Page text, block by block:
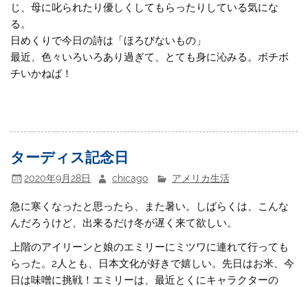
じ、母に叱られたり優しくしてもらったりしている気にな
る。
日めくりで今日の詩は「ほろびないもの」
最近、色々いろいろあり過ぎて、とても身に沁みる。ボチボ
チいかねば！
ターディス記念日
2020年9月28日 chicago アメリカ生活
急に寒くなったと思ったら、また暑い。しばらくは、こんな
んだろうけど、出来るだけ冬が遅く来て欲しい。
上階のアイリーンと娘のエミリーにミツワに連れて行っても
らった。2人とも、日本文化が好きで嬉しい。先日はお米、今
日は味噌に挑戦！エミリーは、最近とくにキャラクターの